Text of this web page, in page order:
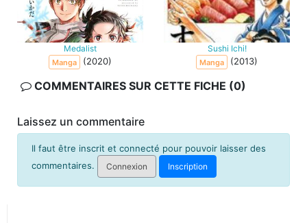
Medalist
Manga (2020)
Sushi Ichi!
Manga (2013)
COMMENTAIRES SUR CETTE FICHE (0)
Laissez un commentaire
Il faut être inscrit et connecté pour pouvoir laisser des
commentaires.
Connexion Inscription